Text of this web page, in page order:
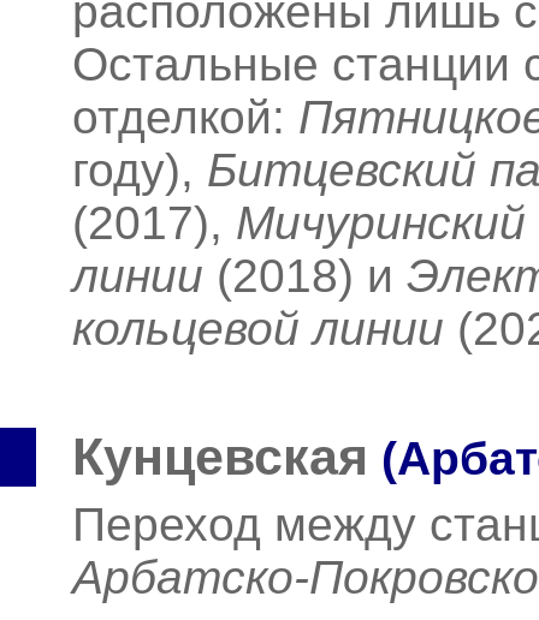
расположены лишь
Остальные станции
отделкой:
году), Битцевский
(2017),
линии (2018) и
кольцевой линии
Кунцевская
Переход между
Арбатско-